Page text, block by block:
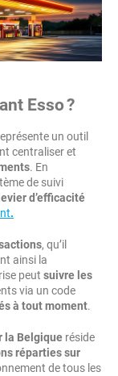
Esso ?
un outil
centraliser et
. En
de suivi
d’efficacité
.
, qu’il
ainsi la
peut suivre les
via un code
à tout moment.
la Belgique réside
réparties sur
de tous les